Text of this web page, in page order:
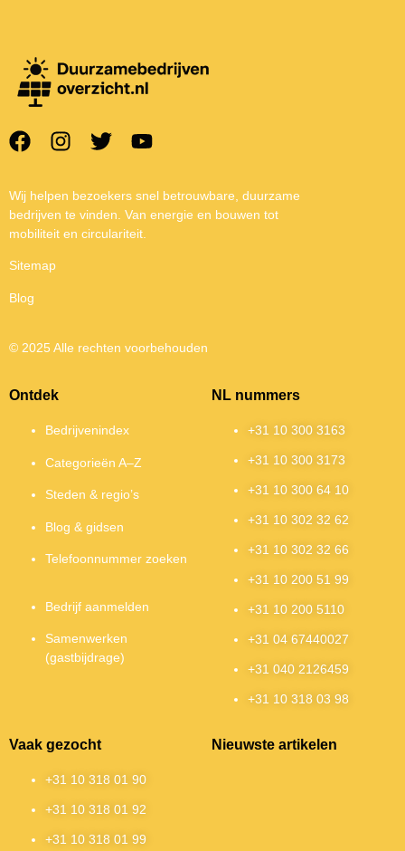
Wij helpen bezoekers snel betrouwbare, duurzame
bedrijven te vinden. Van energie en bouwen tot
mobiliteit en circulariteit.
Sitemap
Blog
© 2025 Alle rechten voorbehouden
Ontdek
Bedrijvenindex
Categorieën A–Z
Steden & regio’s
Blog & gidsen
Telefoonnummer zoeken
Bedrijf aanmelden
Samenwerken
(gastbijdrage)
NL nummers
+31 10 300 3163
+31 10 300 3173
+31 10 300 64 10
+31 10 302 32 62
+31 10 302 32 66
+31 10 200 51 99
+31 10 200 5110
+31 04 67440027
+31 040 2126459
+31 10 318 03 98
Vaak gezocht
+31 10 318 01 90
+31 10 318 01 92
+31 10 318 01 99
Nieuwste artikelen